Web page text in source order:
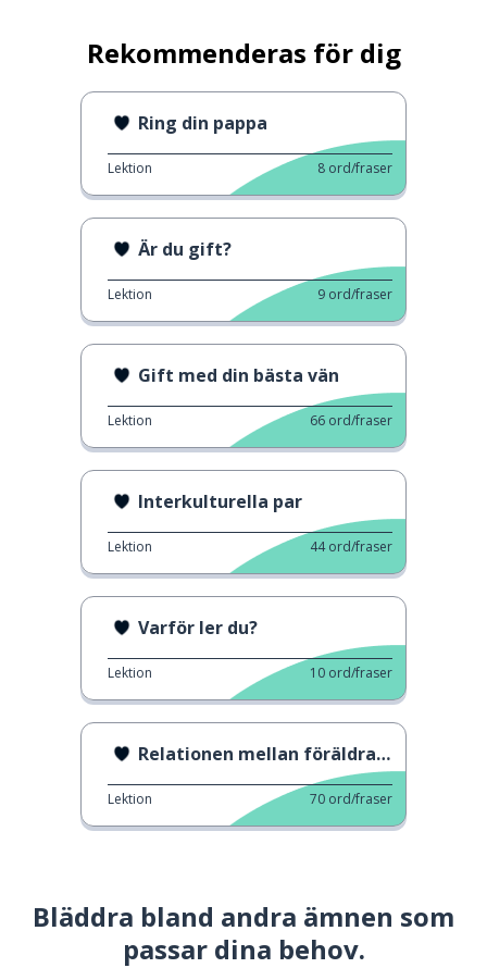
Rekommenderas för dig
Ring din pappa
Lektion 8 ord/fraser
Är du gift?
Lektion 9 ord/fraser
Gift med din bästa vän
Lektion 66 ord/fraser
Interkulturella par
Lektion 44 ord/fraser
Varför ler du?
Lektion 10 ord/fraser
Relationen mellan föräldrar och lärare
Lektion 70 ord/fraser
Bläddra bland andra ämnen som
passar dina behov.